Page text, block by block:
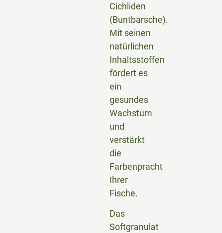
Cichliden
(Buntbarsche).
Mit seinen
natürlichen
Inhaltsstoffen
fördert es
ein
gesundes
Wachstum
und
verstärkt
die
Farbenpracht
Ihrer
Fische.
Das
Softgranulat